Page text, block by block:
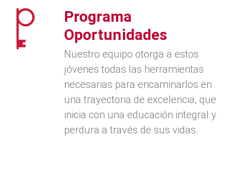
Programa
Oportunidades
Nuestro equipo otorga a estos
jóvenes todas las herramientas
necesarias para encaminarlos en
una trayectoria de excelencia, que
inicia con una educación integral y
perdura a través de sus vidas.